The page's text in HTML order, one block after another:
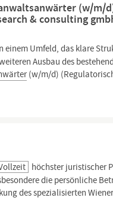
(w/m/
& consulting
einem Umfeld, das klare
Ausbau des
(w/m/d)
höchster juristischer
die persönliche
des spezialisierten